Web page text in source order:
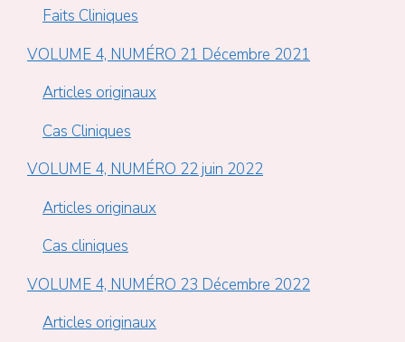
Faits Cliniques
VOLUME 4, NUMÉRO 21 Décembre 2021
Articles originaux
Cas Cliniques
VOLUME 4, NUMÉRO 22 juin 2022
Articles originaux
Cas cliniques
VOLUME 4, NUMÉRO 23 Décembre 2022
Articles originaux